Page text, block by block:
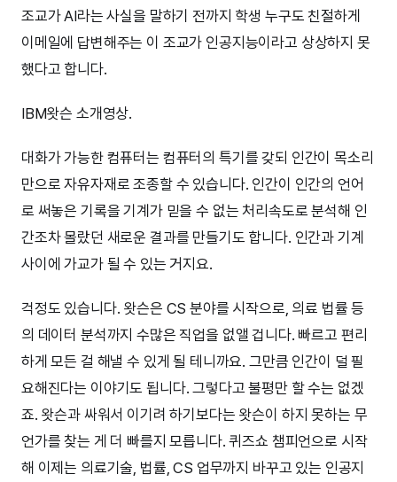
조교가 AI라는 사실을 말하기 전까지 학생 누구도 친절하게
이메일에 답변해주는 이 조교가 인공지능이라고 상상하지 못
했다고 합니다.
IBM왓슨 소개영상.
대화가 가능한 컴퓨터는 컴퓨터의 특기를 갖되 인간이 목소리
만으로 자유자재로 조종할 수 있습니다. 인간이 인간의 언어
로 써놓은 기록을 기계가 믿을 수 없는 처리속도로 분석해 인
간조차 몰랐던 새로운 결과를 만들기도 합니다. 인간과 기계
사이에 가교가 될 수 있는 거지요.
걱정도 있습니다. 왓슨은 CS 분야를 시작으로, 의료 법률 등
의 데이터 분석까지 수많은 직업을 없앨 겁니다. 빠르고 편리
하게 모든 걸 해낼 수 있게 될 테니까요. 그만큼 인간이 덜 필
요해진다는 이야기도 됩니다. 그렇다고 불평만 할 수는 없겠
죠. 왓슨과 싸워서 이기려 하기보다는 왓슨이 하지 못하는 무
언가를 찾는 게 더 빠를지 모릅니다. 퀴즈쇼 챔피언으로 시작
해 이제는 의료기술, 법률, CS 업무까지 바꾸고 있는 인공지